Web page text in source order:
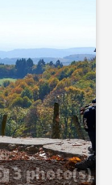
3 photo(s)